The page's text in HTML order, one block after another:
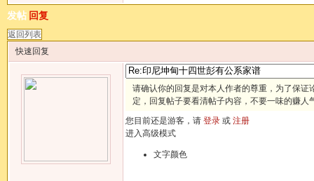
发帖 回复
返回列表
快速回复
请确认你的回复是对本人作者的尊重，为了保
定，回复帖子要看清帖子内容，不要一味的赚人
您目前还是游客，请 登录 或 注册
进入高级模式
文字颜色